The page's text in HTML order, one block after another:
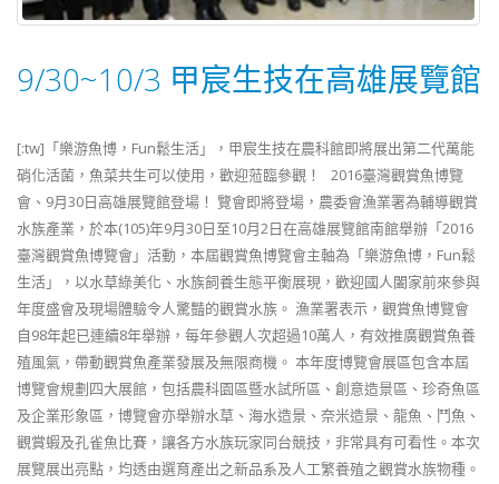
9/30~10/3 甲宸生技在高雄展覽館
[:tw]「樂游魚博，Fun鬆生活」，甲宸生技在農科館即將展出第二代萬能
硝化活菌，魚菜共生可以使用，歡迎蒞臨參觀！ 2016臺灣觀賞魚博覽
會、9月30日高雄展覽館登場！ 覽會即將登場，農委會漁業署為輔導觀賞
水族產業，於本(105)年9月30日至10月2日在高雄展覽館南館舉辦「2016
臺灣觀賞魚博覽會」活動，本屆觀賞魚博覽會主軸為「樂游魚博，Fun鬆
生活」，以水草綠美化、水族飼養生態平衡展現，歡迎國人闔家前來參與
年度盛會及現場體驗令人驚豔的觀賞水族。 漁業署表示，觀賞魚博覽會
自98年起已連續8年舉辦，每年參觀人次超過10萬人，有效推廣觀賞魚養
殖風氣，帶動觀賞魚產業發展及無限商機。 本年度博覽會展區包含本屆
博覽會規劃四大展館，包括農科園區暨水試所區、創意造景區、珍奇魚區
及企業形象區，博覽會亦舉辦水草、海水造景、奈米造景、龍魚、鬥魚、
觀賞蝦及孔雀魚比賽，讓各方水族玩家同台競技，非常具有可看性。本次
展覽展出亮點，均透由選育產出之新品系及人工繁養殖之觀賞水族物種。